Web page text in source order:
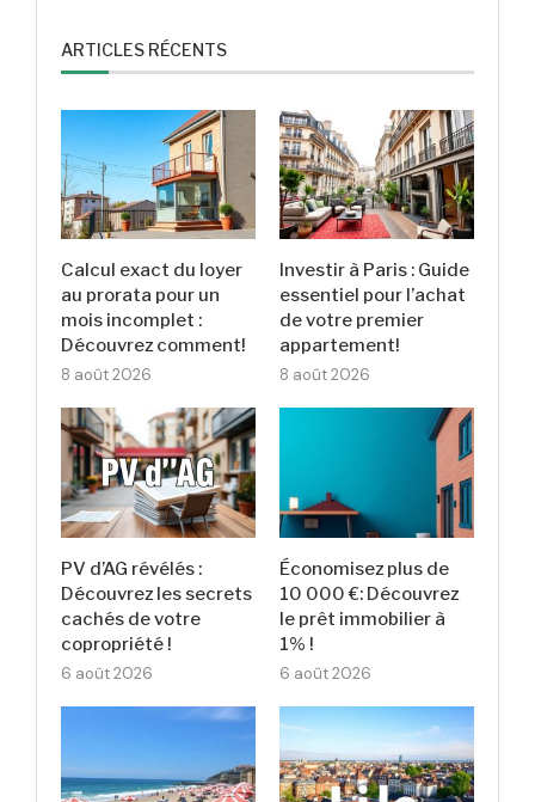
ARTICLES RÉCENTS
Calcul exact du loyer
au prorata pour un
mois incomplet :
Découvrez comment!
8 août 2026
Investir à Paris : Guide
essentiel pour l’achat
de votre premier
appartement!
8 août 2026
PV d’AG révélés :
Découvrez les secrets
cachés de votre
copropriété !
6 août 2026
Économisez plus de
10 000 €: Découvrez
le prêt immobilier à
1% !
6 août 2026